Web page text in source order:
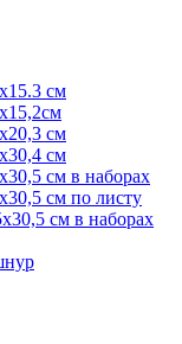
см
см
см
см в наборах
см по листу
см в наборах